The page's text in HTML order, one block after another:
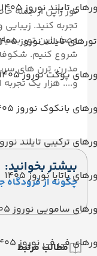
تایلند نوروز 1405
تورهای تایلند نوروز 1405
پوکت نوروز 1405
بانکوک نوروز 1405
ترکیبی تایلند نوروز
پاتایا نوروز 1405
سامویی نوروز 1405
فی فی نوروز 1405
تور ژاپن از جمله
تجربه کنید.
وصف این تور
شروع کنیم.
مدرن، ترن های
و.... هزار یک تجربه
بیشتر بخوانید:
چگونه از فرودگاه
مطالب مرتبط